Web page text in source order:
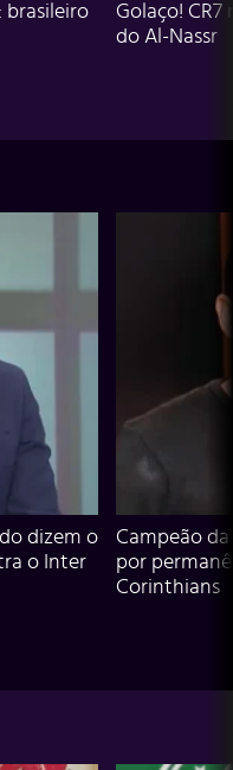
brasileiro
Golaço!
do Al-Nassr
dizem o
o Inter
Campeão
por
Corinthians